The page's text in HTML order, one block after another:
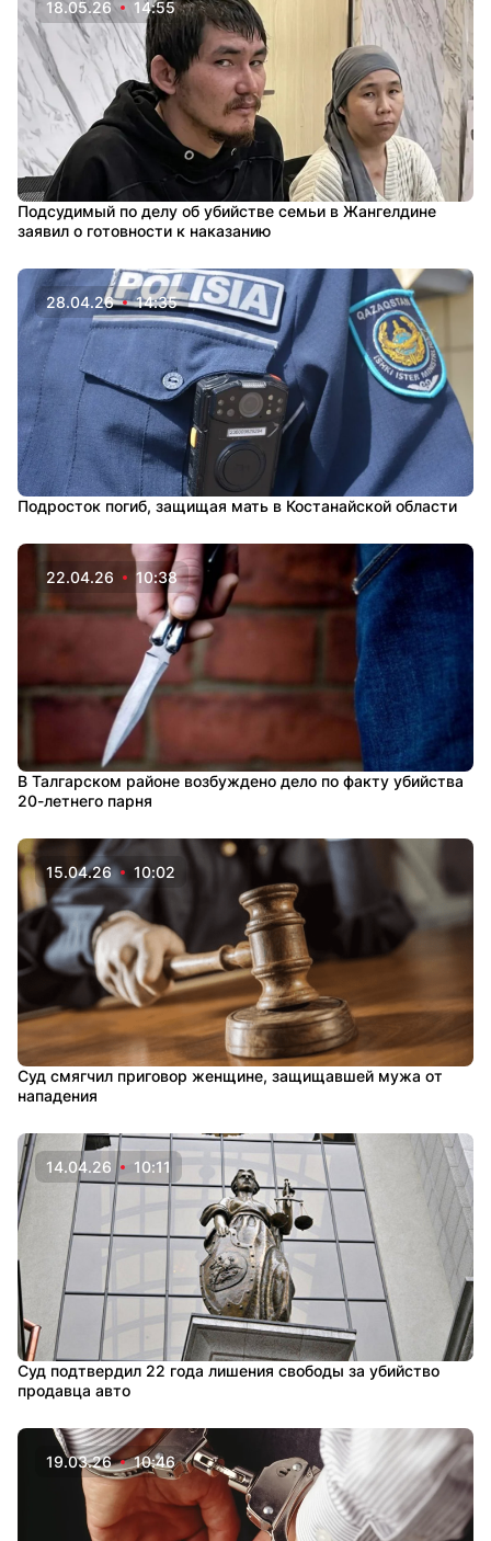
18.05.26 14:55
Подсудимый по делу об убийстве семьи в Жангелдине
заявил о готовности к наказанию
28.04.26 14:35
Подросток погиб, защищая мать в Костанайской области
22.04.26 10:38
В Талгарском районе возбуждено дело по факту убийства
20-летнего парня
15.04.26 10:02
Суд смягчил приговор женщине, защищавшей мужа от
нападения
14.04.26 10:11
Суд подтвердил 22 года лишения свободы за убийство
продавца авто
19.03.26 10:46